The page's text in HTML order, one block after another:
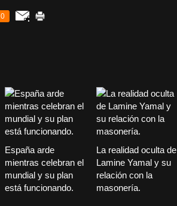
0
España arde
mientras celebran el
mundial y su plan
está funcionando.
La realidad oculta de
Lamine Yamal y su
relación con la
masonería.